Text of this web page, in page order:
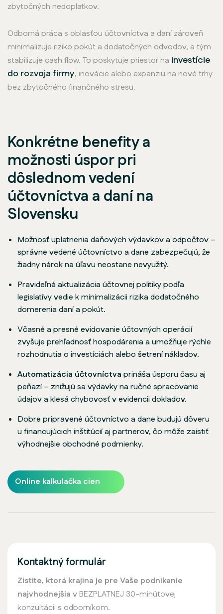
zbytočných nedoplatkov.
Odborná práca s oblasťou účtovníctva a daní zároveň
minimalizuje riziko pokút a dodatočných odvodov, a tým
stabilizuje cash flow. To poskytuje priestor na investície
do rozvoja firmy, inovácie alebo expanziu na nové trhy
bez zbytočného finančného stresu.
Konkrétne benefity a
možnosti úspor pri
dôslednom vedení
účtovníctva a daní na
Slovensku
Možnosť uplatnenia daňových výdavkov a odpočtov –
správne vedené účtovníctvo a dane zabezpečujú, že
žiadny nárok na úľavu neostane nevyužitý.
Pravideľná aktualizácia účtovnej politiky podľa
legislatívy vedie k minimalizácii rizika dodatočného
domerenia daní a pokút.
Včasné a presné evidovanie účtovných operácií
zvyšuje prehľadnosť hospodárenia a umožňuje rýchle
rozhodnutia o investíciách alebo šetrení nákladov.
Automatizácia účtovníctva prináša úsporu času aj
peňazí – znižujú sa výdavky na ručné spracovanie
údajov a klesá chybovosť v evidencii dokladov.
Dobre pripravené účtovníctvo a dane budujú dôveru
u financujúcich inštitúcií aj partnerov, čo môže zaistiť
výhodnejšie obchodné podmienky.
Online kalkulačka cien
Kontaktný formulár
Zistite, ktorá krajina je pre Vaše podnikanie
najvhodnejšia v BEZPLATNEJ 30-minútovej
konzultácii s odborníkom.